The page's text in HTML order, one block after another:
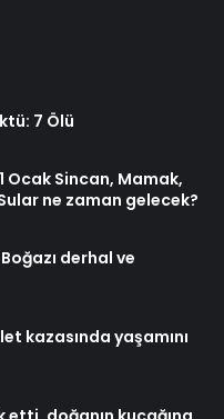
7 Ölü
Ocak Sincan, Mamak,
ne zaman gelecek?
derhal ve
kazasında yaşamını